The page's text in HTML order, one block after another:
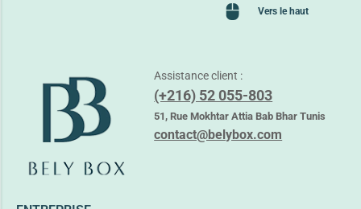
BIO ORIENT HUILE DE NOIX COCO
À partir de4,450 TND
Lire la suite
Vers le haut
Assistance client :
(+216) 52 055-803
51, Rue Mokhtar Attia Bab Bhar Tunis
contact@belybox.com